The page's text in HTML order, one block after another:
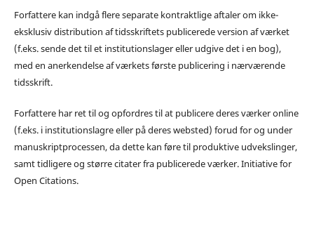
Forfattere kan indgå flere separate kontraktlige aftaler om ikke-
eksklusiv distribution af tidsskriftets publicerede version af værket
(f.eks. sende det til et institutionslager eller udgive det i en bog),
med en anerkendelse af værkets første publicering i nærværende
tidsskrift.
Forfattere har ret til og opfordres til at publicere deres værker online
(f.eks. i institutionslagre eller på deres websted) forud for og under
manuskriptprocessen, da dette kan føre til produktive udvekslinger,
samt tidligere og større citater fra publicerede værker. Initiative for
Open Citations.